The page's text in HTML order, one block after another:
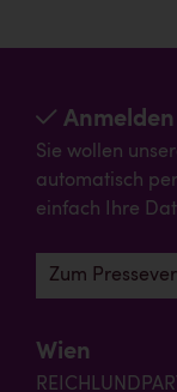
Anmelden
Sie wollen
automatisch
einfach Ihre
Zum
Wien